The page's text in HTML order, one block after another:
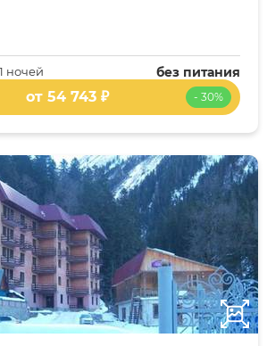
без питания
ночей
- 30%
от 54 743 ₽